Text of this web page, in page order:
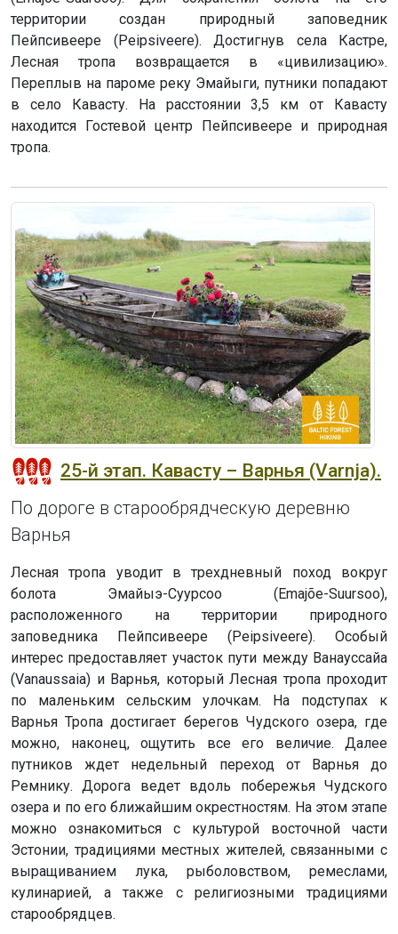
территории создан природный заповедник
Пейпсивеере (Peipsiveere). Достигнув села Кастре,
Лесная тропа возвращается в «цивилизацию».
Переплыв на пароме реку Эмайыги, путники попадают
в село Кавасту. На расстоянии 3,5 км от Кавасту
находится Гостевой центр Пейпсивеере и природная
тропа.
25-й этап. Кавасту – Варнья (Varnja).
По дороге в старообрядческую деревню
Варнья
Лесная тропа уводит в трехдневный поход вокруг
болота Эмайыэ-Суурсоо (Emajõe-Suursoo),
расположенного на территории природного
заповедника Пейпсивеере (Peipsiveere). Особый
интерес предоставляет участок пути между Ванауссайа
(Vanaussaia) и Варнья, который Лесная тропа проходит
по маленьким сельским улочкам. На подступах к
Варнья Тропа достигает берегов Чудского озера, где
можно, наконец, ощутить все его величие. Далее
путников ждет недельный переход от Варнья до
Ремнику. Дорога ведет вдоль побережья Чудского
озера и по его ближайшим окрестностям. На этом этапе
можно ознакомиться с культурой восточной части
Эстонии, традициями местных жителей, связанными с
выращиванием лука, рыболовством, ремеслами,
кулинарией, а также с религиозными традициями
старообрядцев.